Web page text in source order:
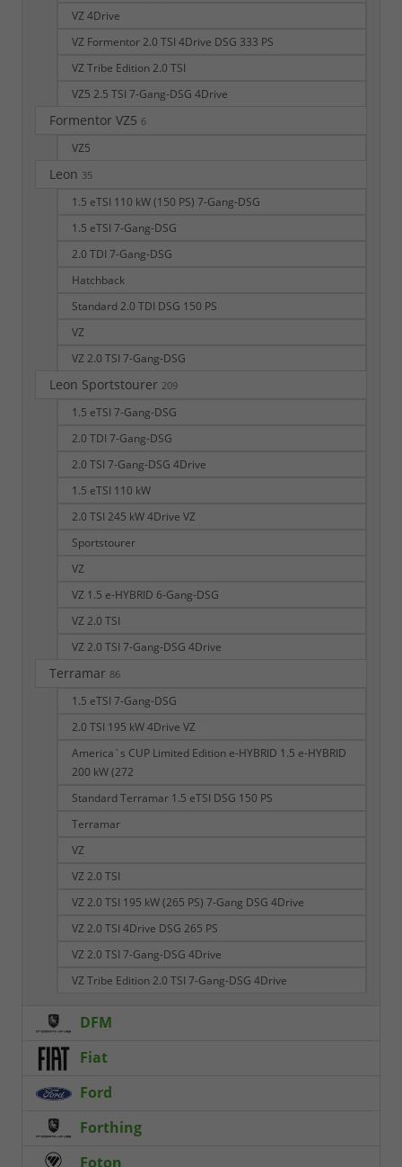
VZ 4Drive
VZ Formentor 2.0 TSI 4Drive DSG 333 PS
VZ Tribe Edition 2.0 TSI
VZ5 2.5 TSI 7-Gang-DSG 4Drive
Formentor VZ5 6
VZ5
Leon 35
1.5 eTSI 110 kW (150 PS) 7-Gang-DSG
1.5 eTSI 7-Gang-DSG
2.0 TDI 7-Gang-DSG
Hatchback
Standard 2.0 TDI DSG 150 PS
VZ
VZ 2.0 TSI 7-Gang-DSG
Leon Sportstourer 209
1.5 eTSI 7-Gang-DSG
2.0 TDI 7-Gang-DSG
2.0 TSI 7-Gang-DSG 4Drive
1.5 eTSI 110 kW
2.0 TSI 245 kW 4Drive VZ
Sportstourer
VZ
VZ 1.5 e-HYBRID 6-Gang-DSG
VZ 2.0 TSI
VZ 2.0 TSI 7-Gang-DSG 4Drive
Terramar 86
1.5 eTSI 7-Gang-DSG
2.0 TSI 195 kW 4Drive VZ
America`s CUP Limited Edition e-HYBRID 1.5 e-HYBRID
200 kW (272
Standard Terramar 1.5 eTSI DSG 150 PS
Terramar
VZ
VZ 2.0 TSI
VZ 2.0 TSI 195 kW (265 PS) 7-Gang DSG 4Drive
VZ 2.0 TSI 4Drive DSG 265 PS
VZ 2.0 TSI 7-Gang-DSG 4Drive
VZ Tribe Edition 2.0 TSI 7-Gang-DSG 4Drive
DFM
Fiat
Ford
Forthing
Foton